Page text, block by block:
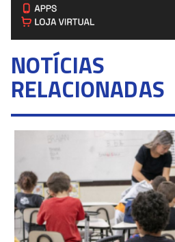
NOTÍCIAS
RELACIONADAS